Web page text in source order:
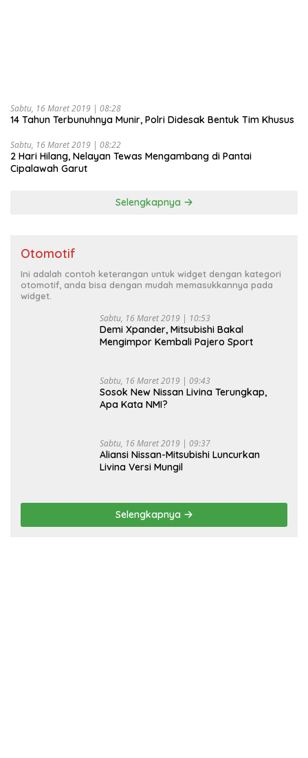
Sabtu, 16 Maret 2019 | 08:28
14 Tahun Terbunuhnya Munir, Polri Didesak Bentuk Tim Khusus
Sabtu, 16 Maret 2019 | 08:22
2 Hari Hilang, Nelayan Tewas Mengambang di Pantai
Cipalawah Garut
Selengkapnya
Otomotif
Ini adalah contoh keterangan untuk widget dengan kategori
otomotif, anda bisa dengan mudah memasukkannya pada
widget.
Sabtu, 16 Maret 2019 | 10:53
Demi Xpander, Mitsubishi Bakal
Mengimpor Kembali Pajero Sport
Sabtu, 16 Maret 2019 | 09:43
Sosok New Nissan Livina Terungkap,
Apa Kata NMI?
Sabtu, 16 Maret 2019 | 09:37
Aliansi Nissan-Mitsubishi Luncurkan
Livina Versi Mungil
Selengkapnya